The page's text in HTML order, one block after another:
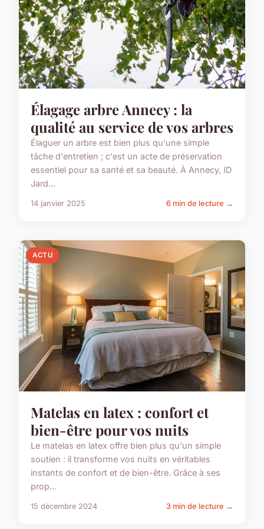
Élagage arbre Annecy : la
qualité au service de vos arbres
Élaguer un arbre est bien plus qu'une simple
tâche d'entretien ; c'est un acte de préservation
essentiel pour sa santé et sa beauté. À Annecy, ID
Jard...
14 janvier 2025 6 min de lecture →
ACTU
Matelas en latex : confort et
bien-être pour vos nuits
Le matelas en latex offre bien plus qu'un simple
soutien : il transforme vos nuits en véritables
instants de confort et de bien-être. Grâce à ses
prop...
15 décembre 2024 3 min de lecture →